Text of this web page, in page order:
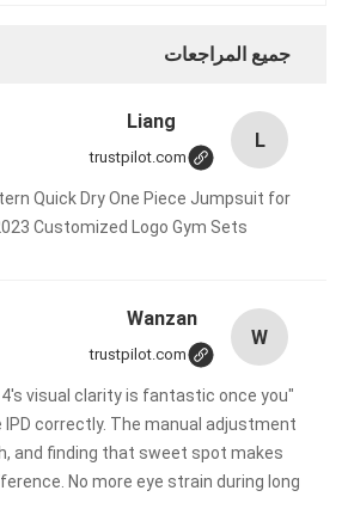
جميع المراجعات
L
Liang
trustpilot.com
Quick Dry One Piece Jumpsuit for
Customized Logo Gym Sets
W
Wanzan
trustpilot.com
4's visual clarity is fantastic once you
IPD correctly. The manual adjustment
and finding that sweet spot makes
No more eye strain during long